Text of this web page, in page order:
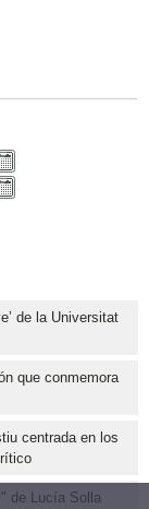
de la Universitat
que conmemora
centrada en los
de Lucía Solla